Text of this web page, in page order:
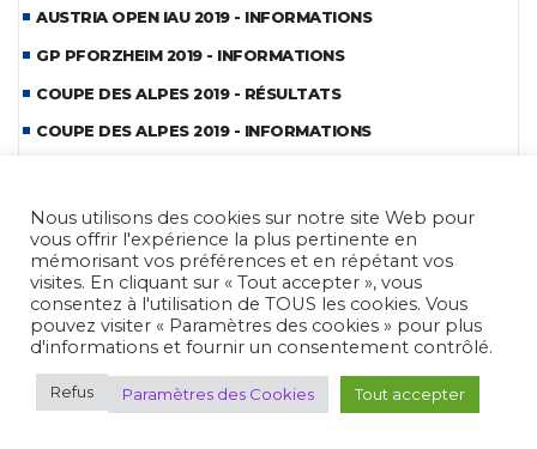
AUSTRIA OPEN IAU 2019 - INFORMATIONS
GP PFORZHEIM 2019 - INFORMATIONS
COUPE DES ALPES 2019 - RÉSULTATS
COUPE DES ALPES 2019 - INFORMATIONS
CDM BENCH-REST 2019 - REPORTAGE
CDM BENCH-REST 2019 - INFORMATIONS
COUPE BOHEME IAU FIELD 2019 - INFORMATIONS
HOPES PLZEN 2019 - REPORTAGE
CDE MLAIC 2019 - REPORTAGE
Nous utilisons des cookies sur notre site Web pour
vous offrir l'expérience la plus pertinente en
mémorisant vos préférences et en répétant vos
visites. En cliquant sur « Tout accepter », vous
consentez à l'utilisation de TOUS les cookies. Vous
pouvez visiter « Paramètres des cookies » pour plus
d'informations et fournir un consentement contrôlé.
Refus Paramètres des Cookies Tout accepter